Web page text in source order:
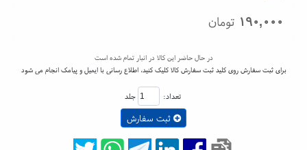
۱۹۰,۰۰۰ تومان
در حال حاضر این کالا در انبار تمام شده است
برای ثبت سفارش روی کلید ثبت سفارش کالا کلیک کنید، اطلاع رسانی با ایمیل و پیامک انجام می شود
تعداد: جلد
ثبت سفارش